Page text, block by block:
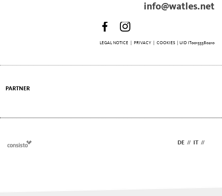
info@watles.net
LEGAL NOTICE PRIVACY| COOKIES | UID IT00155580210
PARTNER
DE // //